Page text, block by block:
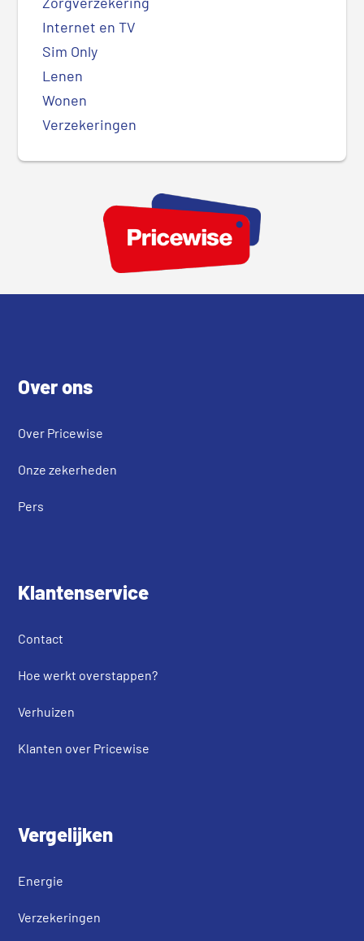
Internet en TV
Sim Only
Lenen
Wonen
Verzekeringen
Over ons
Over Pricewise
Onze zekerheden
Pers
Klantenservice
Contact
Hoe werkt overstappen?
Verhuizen
Klanten over Pricewise
Vergelijken
Energie
Verzekeringen